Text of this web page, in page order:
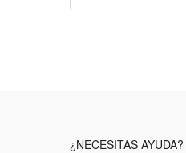
¿NECESITAS AYUDA?